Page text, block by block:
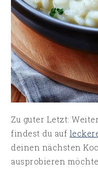
Zu guter Letzt:
findest du auf
deinen nächsten
ausprobieren